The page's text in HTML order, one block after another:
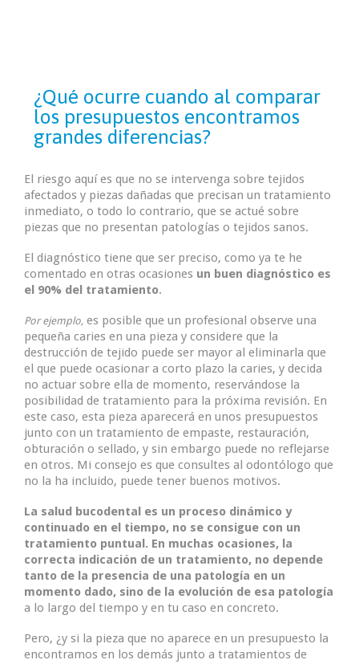
¿Qué ocurre cuando al comparar
los presupuestos encontramos
grandes diferencias?
El riesgo aquí es que no se intervenga sobre tejidos
afectados y piezas dañadas que precisan un tratamiento
inmediato, o todo lo contrario, que se actué sobre
piezas que no presentan patologías o tejidos sanos.
El diagnóstico tiene que ser preciso, como ya te he
comentado en otras ocasiones un buen diagnóstico es
el 90% del tratamiento.
Por ejemplo, es posible que un profesional observe una
pequeña caries en una pieza y considere que la
destrucción de tejido puede ser mayor al eliminarla que
el que puede ocasionar a corto plazo la caries, y decida
no actuar sobre ella de momento, reservándose la
posibilidad de tratamiento para la próxima revisión. En
este caso, esta pieza aparecerá en unos presupuestos
junto con un tratamiento de empaste, restauración,
obturación o sellado, y sin embargo puede no reflejarse
en otros. Mi consejo es que consultes al odontólogo que
no la ha incluido, puede tener buenos motivos.
La salud bucodental es un proceso dinámico y
continuado en el tiempo, no se consigue con un
tratamiento puntual. En muchas ocasiones, la
correcta indicación de un tratamiento, no depende
tanto de la presencia de una patología en un
momento dado, sino de la evolución de esa patología
a lo largo del tiempo y en tu caso en concreto.
Pero, ¿y si la pieza que no aparece en un presupuesto la
encontramos en los demás junto a tratamientos de